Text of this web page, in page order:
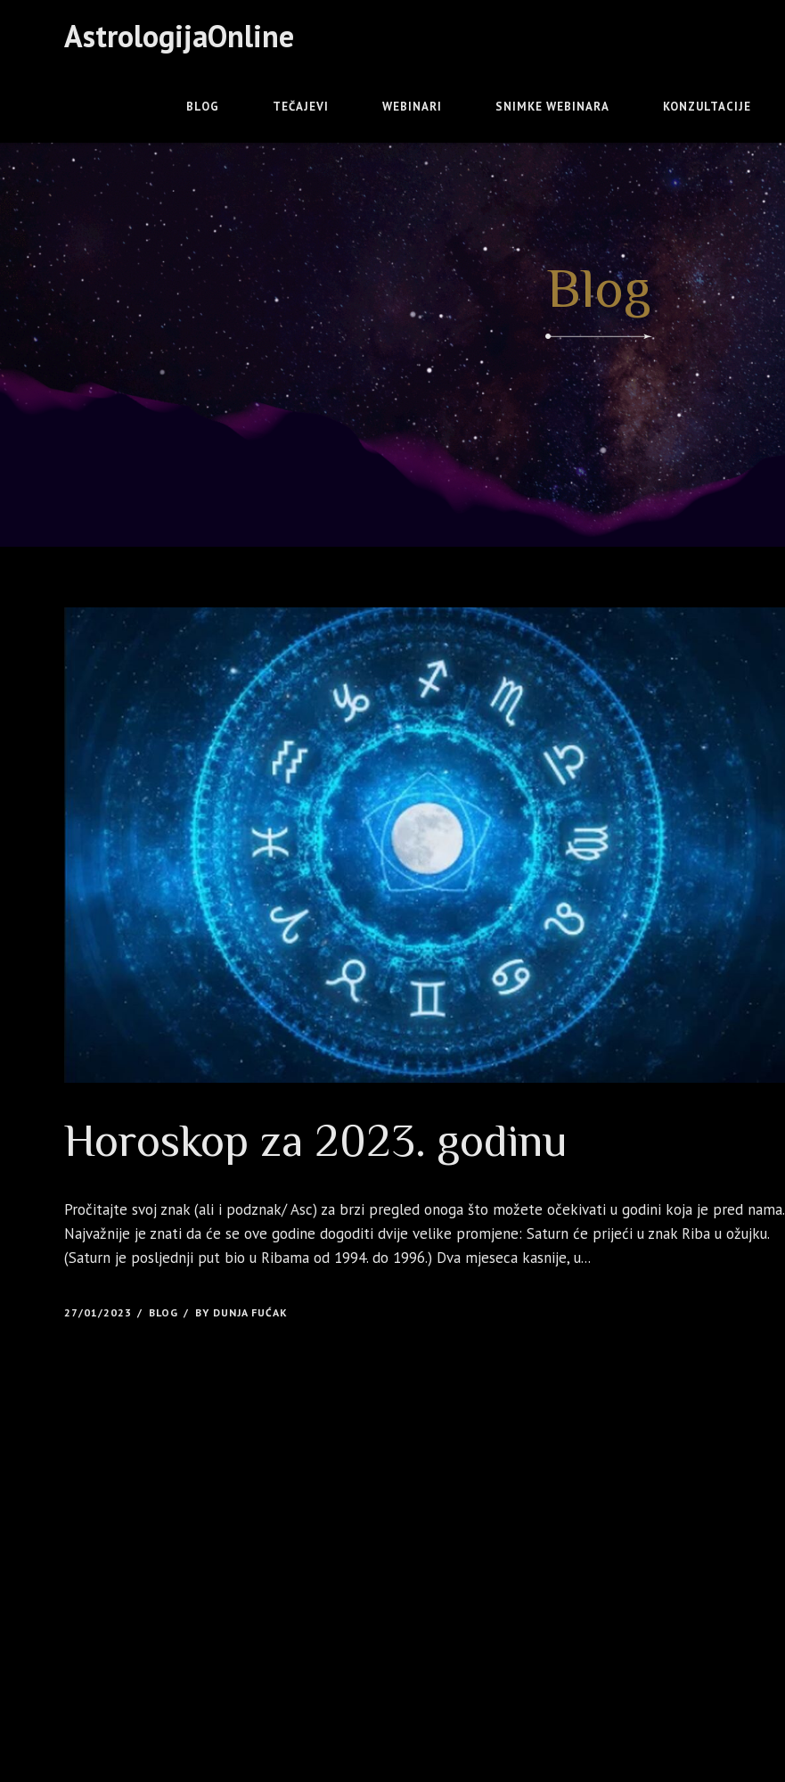
AstrologijaOnline
BLOG TEČAJEVI WEBINARI SNIMKE WEBINARA KONZULTACIJE
Blog
Horoskop za 2023. godinu
Pročitajte svoj znak (ali i podznak/ Asc) za brzi pregled onoga što možete očekivati u godini koja je pred nama.
Najvažnije je znati da će se ove godine dogoditi dvije velike promjene: Saturn će prijeći u znak Riba u ožujku.
(Saturn je posljednji put bio u Ribama od 1994. do 1996.) Dva mjeseca kasnije, u...
27/01/2023 BLOG BY DUNJA FUĆAK